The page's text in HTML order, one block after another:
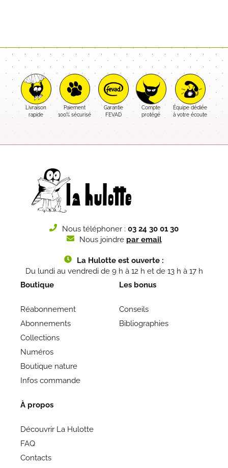
Livraison
rapide
Paiement
100% sécurisé
Garantie
FEVAD
Compte
protégé
Équipe dédiée
à votre écoute
Nous téléphoner : 03 24 30 01 30
Nous joindre par email
La Hulotte est ouverte :
Du lundi au vendredi de 9 h à 12 h et de 13 h à 17 h
Boutique
Réabonnement
Abonnements
Collections
Numéros
Boutique nature
Infos commande
Les bonus
Conseils
Bibliographies
À propos
Découvrir La Hulotte
FAQ
Contacts